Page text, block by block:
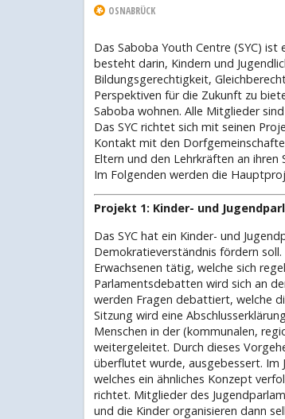
OSNABRÜCK
Das Saboba Youth Centre (SYC)
besteht darin, Kindern und
Bildungsgerechtigkeit,
Perspektiven für die Zukunft zu
Saboba wohnen. Alle Mitglieder
Das SYC richtet sich mit seinen
Kontakt mit den
Eltern und den Lehrkräften an ihren
Im Folgenden werden die
Projekt 1: Kinder- und
Das SYC hat ein Kinder- und
Demokratieverständnis fördern
Erwachsenen tätig, welche sich
Parlamentsdebatten wird sich an
werden Fragen debattiert, welche
Sitzung wird eine
Menschen in der (kommunalen,
weitergeleitet. Durch dieses
überflutet wurde, ausgebessert. Im
welches ein ähnliches Konzept
richtet. Mitglieder des
und die Kinder organisieren dann